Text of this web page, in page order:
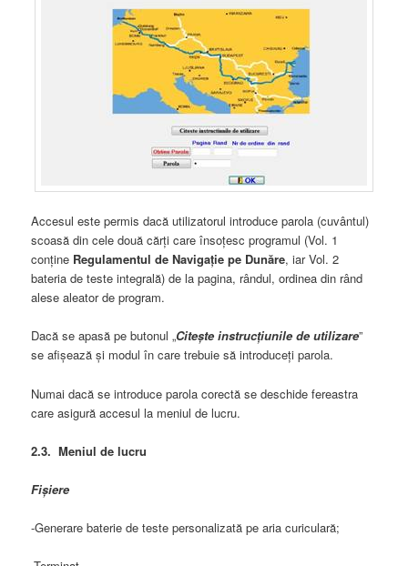
Accesul este permis dacă utilizatorul introduce parola (cuvântul)
scoasă din cele două cărți care însoțesc programul (Vol. 1
conține Regulamentul de Navigație pe Dunăre, iar Vol. 2
bateria de teste integrală) de la pagina, rândul, ordinea din rând
alese aleator de program.
Dacă se apasă pe butonul „Citește instrucțiunile de utilizare”
se afișează și modul în care trebuie să introduceți parola.
Numai dacă se introduce parola corectă se deschide fereastra
care asigură accesul la meniul de lucru.
2.3. Meniul de lucru
Fișiere
-Generare baterie de teste personalizată pe aria curiculară;